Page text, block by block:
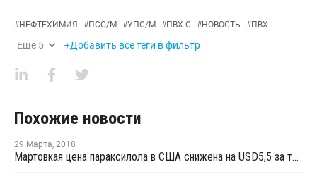
#НЕФТЕХИМИЯ #ПСС/М #УПС/М #ПВХ-С #НОВОСТЬ #ПВХ
Еще 5 +Добавить все теги в фильтр
Похожие новости
29 Марта, 2018
Мартовкая цена параксилола в США снижена на USD5,5 за тонну